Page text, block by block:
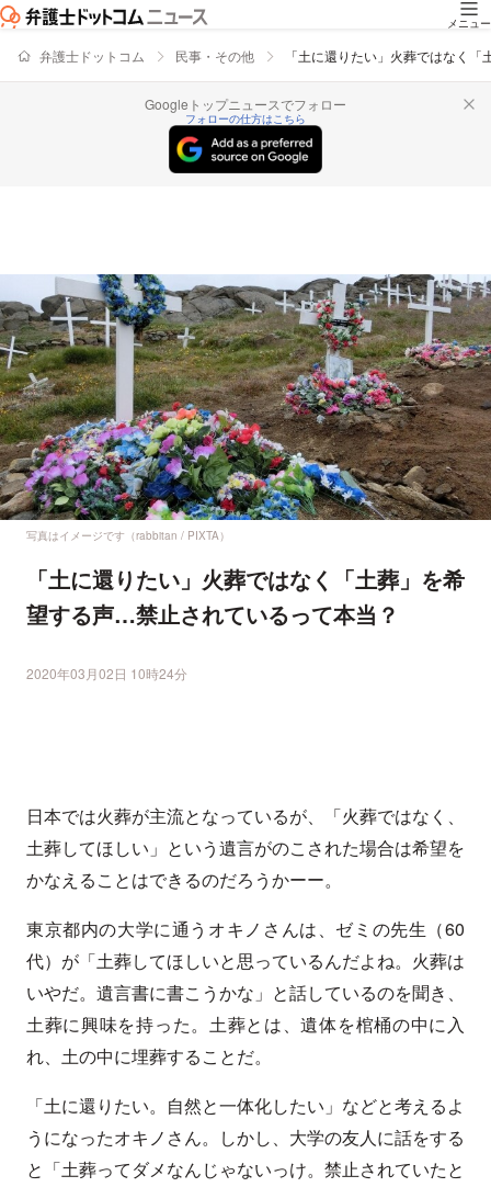
メニュー
弁護士ドットコム 民事・その他 「土に還りたい」火葬ではなく
Googleトップニュースでフォロー
フォローの仕方はこちら
写真はイメージです（rabbitan / PIXTA）
「土に還りたい」火葬ではなく「土葬」を希
望する声…禁止されているって本当？
2020年03月02日 10時24分
日本では火葬が主流となっているが、「火葬ではなく、
土葬してほしい」という遺言がのこされた場合は希望を
かなえることはできるのだろうかーー。
東京都内の大学に通うオキノさんは、ゼミの先生（60
代）が「土葬してほしいと思っているんだよね。火葬は
いやだ。遺言書に書こうかな」と話しているのを聞き、
土葬に興味を持った。土葬とは、遺体を棺桶の中に入
れ、土の中に埋葬することだ。
「土に還りたい。自然と一体化したい」などと考えるよ
うになったオキノさん。しかし、大学の友人に話をする
と「土葬ってダメなんじゃないっけ。禁止されていたと